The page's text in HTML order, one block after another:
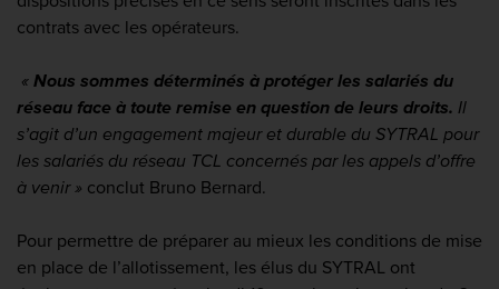
contrats avec les opérateurs.
« Nous sommes déterminés à protéger les salariés du
réseau face à toute remise en question de leurs droits. Il
s’agit d’un engagement majeur et durable du SYTRAL pour
les salariés du réseau TCL concernés par les appels d’offre
à venir » conclut Bruno Bernard.
Pour permettre de préparer au mieux les conditions de mise
en place de l’allotissement, les élus du SYTRAL ont